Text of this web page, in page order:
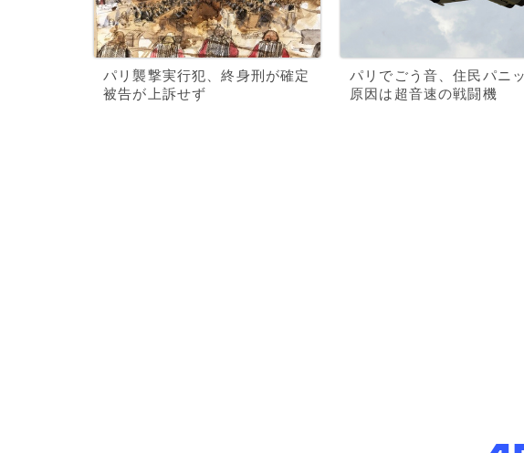
パリ襲撃実行犯、終身刑が確定
被告が上訴せず
パリでごう音、住民パニ
原因は超音速の戦闘機